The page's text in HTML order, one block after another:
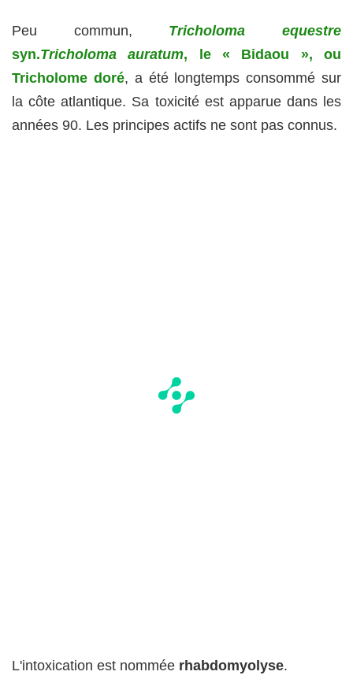
Peu commun, Tricholoma equestre
syn.Tricholoma auratum, le « Bidaou », ou
Tricholome doré, a été longtemps consommé sur
la côte atlantique. Sa toxicité est apparue dans les
années 90. Les principes actifs ne sont pas connus.
L'intoxication est nommée rhabdomyolyse.